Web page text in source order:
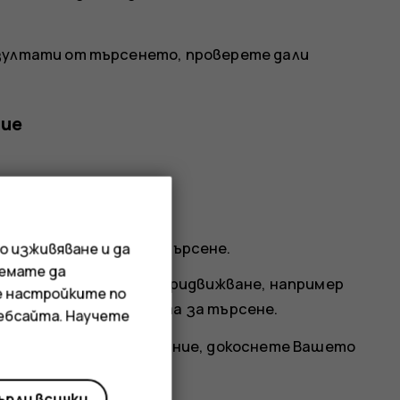
от търсенето, проверете дали
място
си в лентата за търсене.
показва начина на придвижване, например
начин под лентата за търсене.
ви местоположение, докоснетеВашето
изживяване и да
да
настройките по
Научете